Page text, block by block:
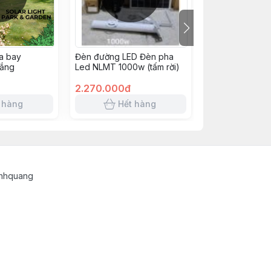
bay
hàng
Đèn đường LED Đèn pha
Led NLMT 1000w (tấm rời)
2.270.000đ
Hết hàng